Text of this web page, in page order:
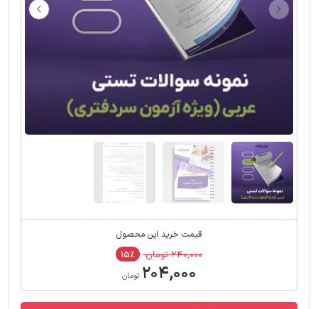
قیمت خرید این محصول
۲۴۰,۰۰۰ تومان ۱۵٪
۲۰۴,۰۰۰ تومان